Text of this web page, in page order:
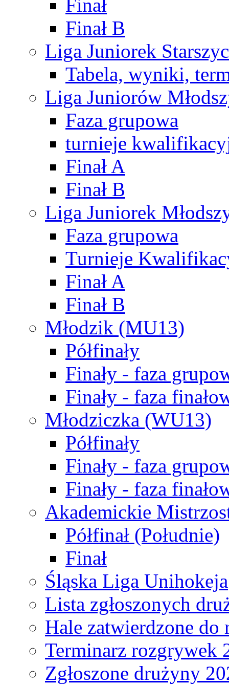
Finał
Finał B
Liga Juniorek
Tabela, wyniki,
Liga Juniorów
Faza grupowa
turnieje
Finał A
Finał B
Liga Juniorek
Faza grupowa
Turnieje
Finał A
Finał B
Młodzik (MU13)
Półfinały
Finały - faza
Finały - faza
Młodziczka (WU13)
Półfinały
Finały - faza
Finały - faza
Akademickie
Półfinał (Południe)
Finał
Śląska Liga Unihokeja
Lista zgłoszonych
Hale zatwierdzone do
Terminarz rozgrywek
Zgłoszone drużyny